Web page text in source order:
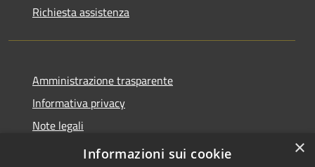
Richiesta assistenza
Amministrazione trasparente
Informativa privacy
Note legali
Dichiarazione di accessibilità
×
Informazioni sui cookie